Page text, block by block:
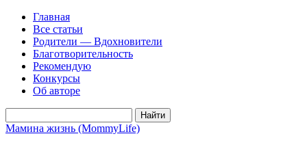
Главная
Все статьи
Родители — Вдохновители
Благотворительность
Рекомендую
Конкурсы
Об авторе
Мамина жизнь (MommyLife)